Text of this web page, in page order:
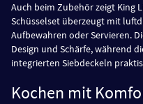
Auch beim Zubehör zeigt King
Schüsselset überzeugt mit
Aufbewahren oder Servieren.
Design und Schärfe, während
integrierten Siebdeckeln
Kochen mit